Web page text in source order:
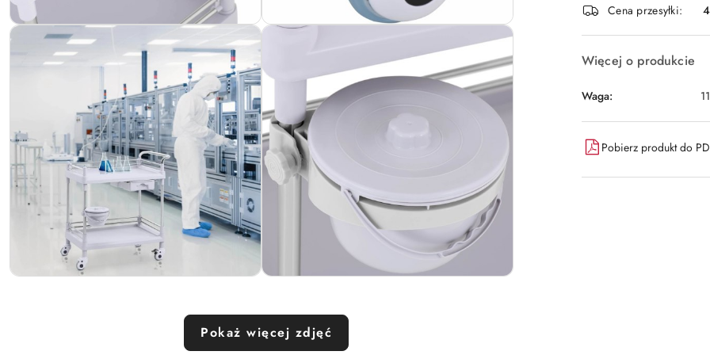
Pokaż więcej zdjęć
dostawa
Cena przesyłki:
Więcej o produkcie
Waga:
Pobierz produkt do